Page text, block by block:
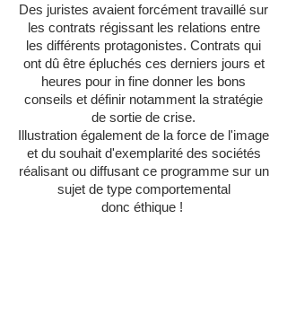
Des juristes avaient forcément travaillé sur
les contrats régissant les relations entre
les différents protagonistes. Contrats qui
ont dû être épluchés ces derniers jours et
heures pour in fine donner les bons
conseils et définir notamment la stratégie
de sortie de crise.
Illustration également de la force de l'image
et du souhait d'exemplarité des sociétés
réalisant ou diffusant ce programme sur un
sujet de type comportemental
donc éthique !